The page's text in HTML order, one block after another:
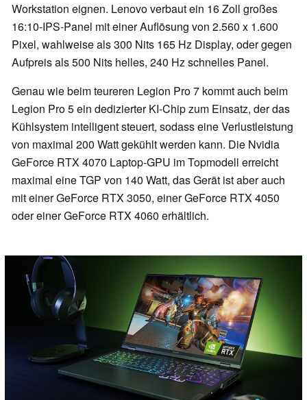
Workstation eignen. Lenovo verbaut ein 16 Zoll großes
16:10-IPS-Panel mit einer Auflösung von 2.560 x 1.600
Pixel, wahlweise als 300 Nits 165 Hz Display, oder gegen
Aufpreis als 500 Nits helles, 240 Hz schnelles Panel.
Genau wie beim teureren Legion Pro 7 kommt auch beim
Legion Pro 5 ein dedizierter KI-Chip zum Einsatz, der das
Kühlsystem intelligent steuert, sodass eine Verlustleistung
von maximal 200 Watt gekühlt werden kann. Die Nvidia
GeForce RTX 4070 Laptop-GPU im Topmodell erreicht
maximal eine TGP von 140 Watt, das Gerät ist aber auch
mit einer GeForce RTX 3050, einer GeForce RTX 4050
oder einer GeForce RTX 4060 erhältlich.